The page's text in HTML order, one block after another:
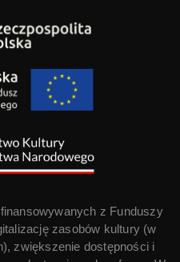
z Funduszy
zasobów kultury (w
zwiększenie dostępności i